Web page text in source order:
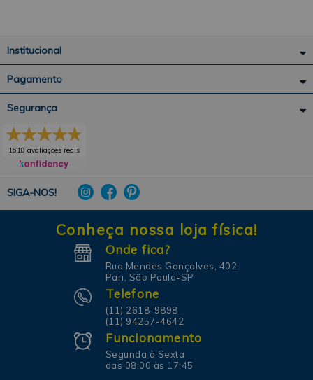
Institucional
Pagamento
SIGA-NOS!
Segurança
1618 avaliações reais
Conheça nossa loja física!
Onde fica?
Rua Mendes Gonçalves, 402.
Pari, São Paulo-SP
Telefone
(11) 2618-9898
(11) 94257-4642
Funcionamento
Segunda à Sexta
das 08:00 às 17:45